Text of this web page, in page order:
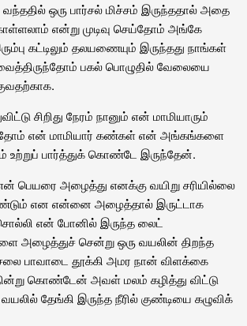
ஒரு பார்சல் மிச்சம் இருந்ததால் அதை
என்று முடிவு செய்தோம் அங்கே
கட்டிலும் தலயணையும் இருந்தது நாங்கள்
பகல் பொழுதில் வேலையை
சிறிது நேரம் நானும் என் மாமியாரும்
என் மாமியார் கண்கள் என் அங்கங்களை
பார்த்துக் கொண்டே இருந்தேன்.
பெயரை அழைத்து எனக்கு வயிறு சரியில்லை
என என்னை அழைத்தால் இருட்டாக
என் போனில் இருந்த லைட்
அழைத்துச் சென்று ஒரு வயலின் திறந்த
பாவாடை தூக்கி அமர நான் விளக்கை
கொண்டேன் அவள் மலம் கழித்து விட்டு
தேங்கி இருந்த நீரில் குண்டியை கழுவிக்